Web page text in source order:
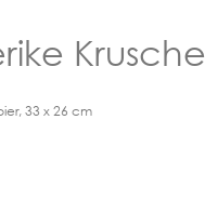
Krusche
33 x 26 cm